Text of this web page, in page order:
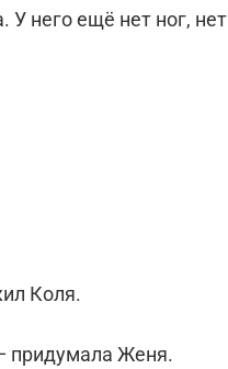
У него ещё нет ног, нет
Коля.
придумала Женя.